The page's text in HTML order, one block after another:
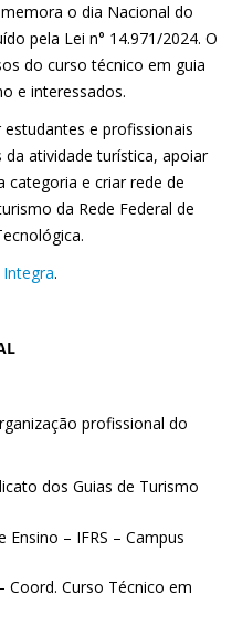
o dia Nacional do
pela Lei n° 14.971/2024. O
do curso técnico em guia
e interessados.
e profissionais
atividade turística, apoiar
e criar rede de
da Rede Federal de
.
profissional do
dos Guias de Turismo
– IFRS – Campus
Coord. Curso Técnico em